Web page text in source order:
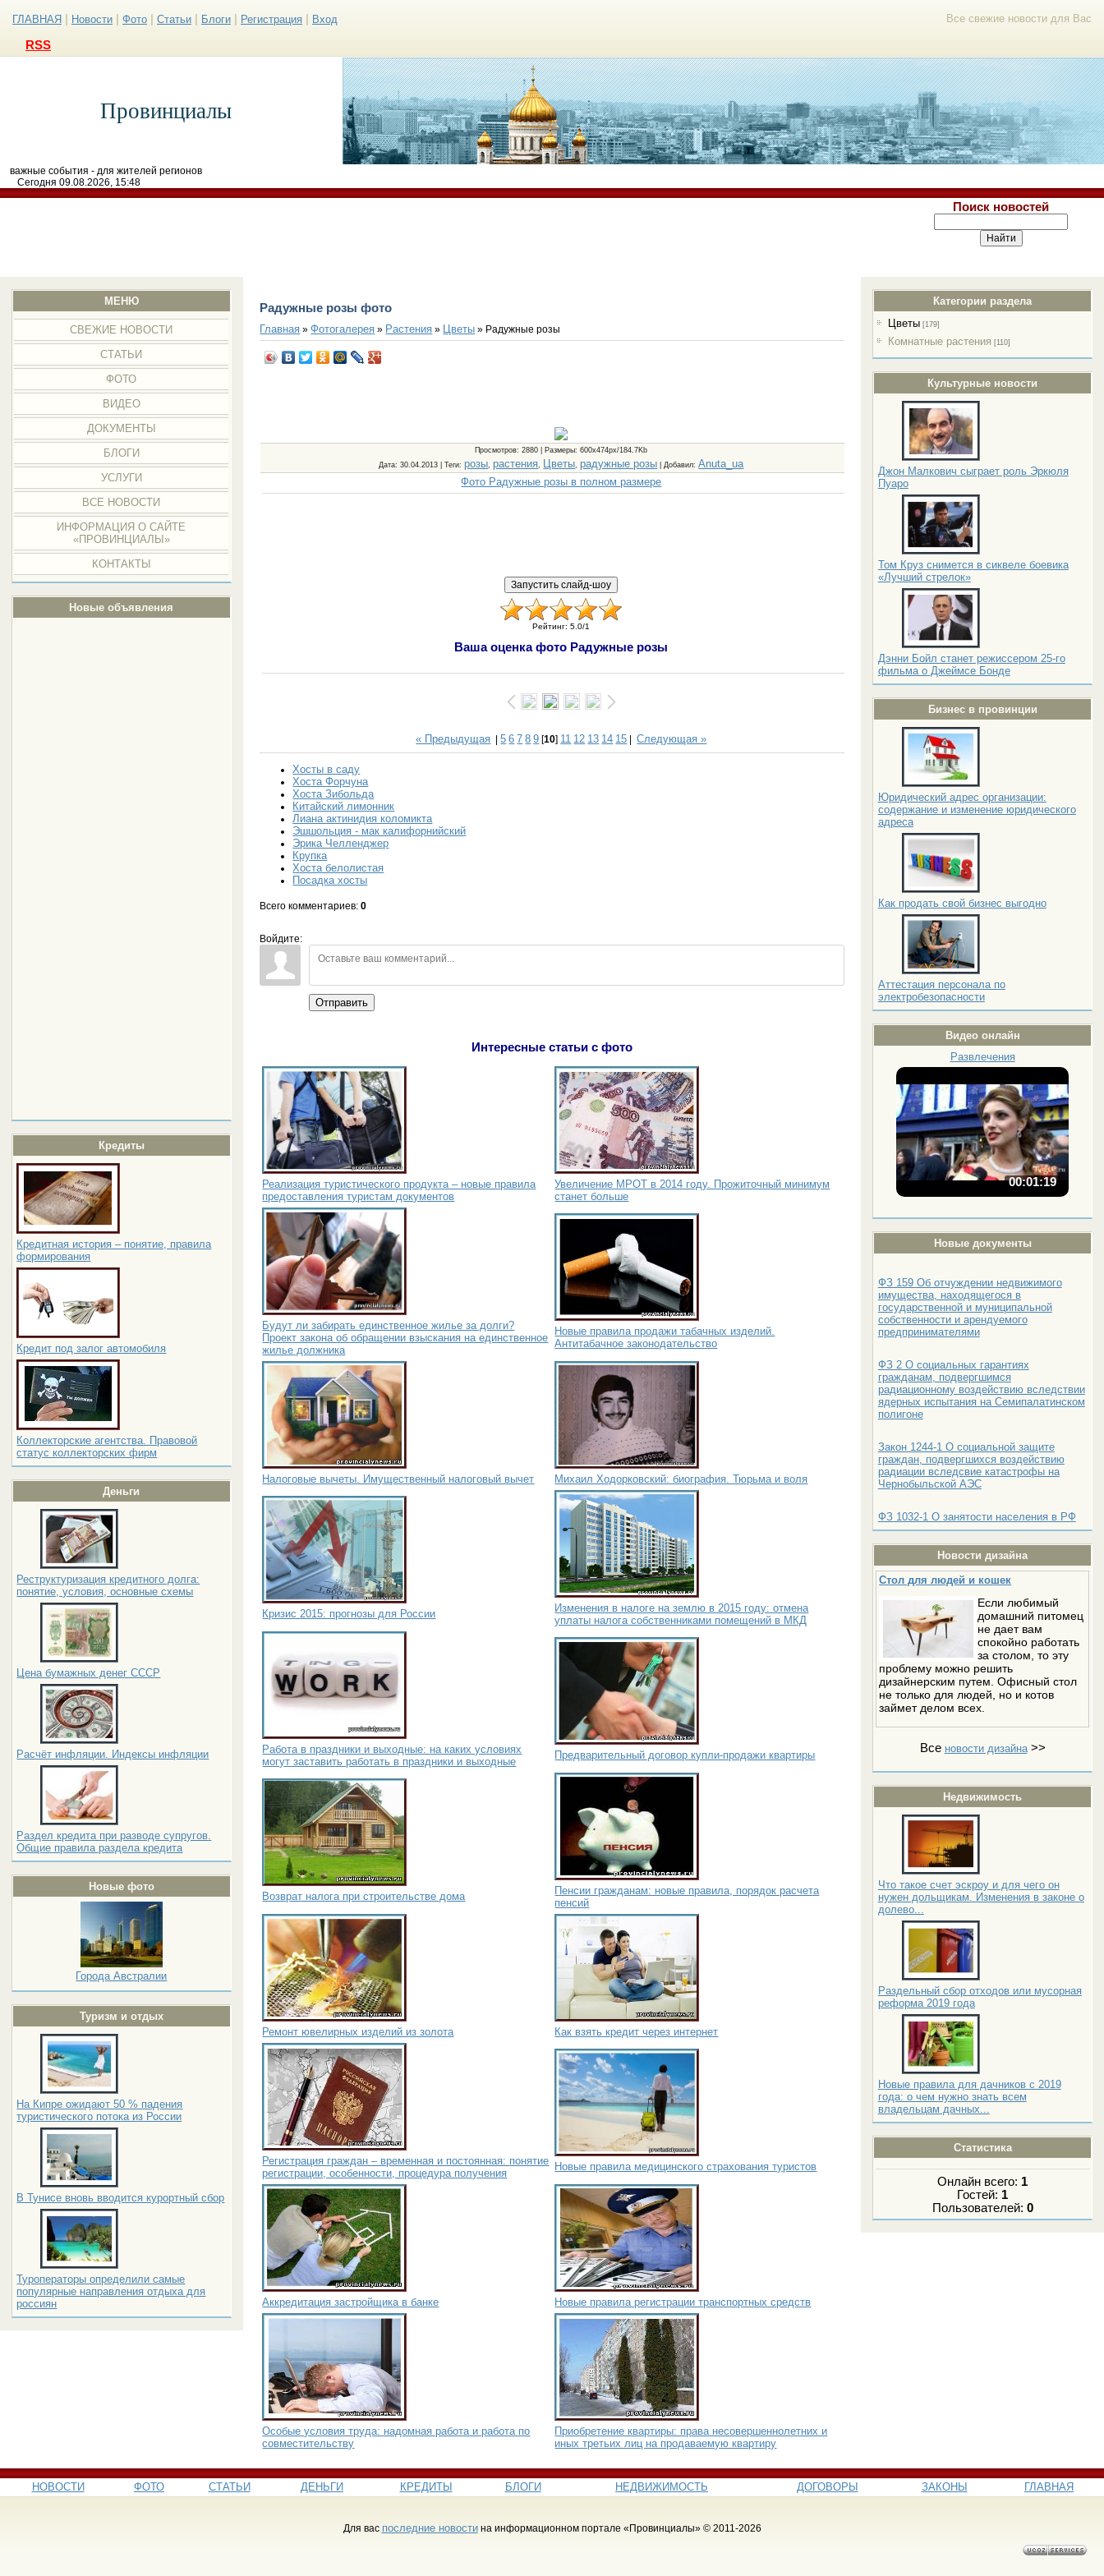
Все свежие новости для Вас
ГЛАВНАЯ Новости Фото Статьи Блоги Регистрация Вход
RSS
Провинциалы
важные события - для жителей регионов
Сегодня 09.08.2026, 15:48
Поиск новостей
МЕНЮ
СВЕЖИЕ НОВОСТИ
СТАТЬИ
ФОТО
ВИДЕО
ДОКУМЕНТЫ
БЛОГИ
УСЛУГИ
ВСЕ НОВОСТИ
ИНФОРМАЦИЯ О САЙТЕ
«ПРОВИНЦИАЛЫ»
КОНТАКТЫ
Новые объявления
Кредиты
Кредитная история – понятие, правила
формирования
Кредит под залог автомобиля
Коллекторские агентства. Правовой
статус коллекторских фирм
Деньги
Реструктуризация кредитного долга:
понятие, условия, основные схемы
Цена бумажных денег СССР
Расчёт инфляции. Индексы инфляции
Раздел кредита при разводе супругов.
Общие правила раздела кредита
Новые фото
Города Австралии
Туризм и отдых
На Кипре ожидают 50 % падения
туристического потока из России
В Тунисе вновь вводится курортный сбор
Туроператоры определили самые
популярные направления отдыха для
россиян
Категории раздела
Цветы [179]
Комнатные растения [110]
Культурные новости
Джон Малкович сыграет роль Эркюля
Пуаро
Том Круз снимется в сиквеле боевика
«Лучший стрелок»
Дэнни Бойл станет режиссером 25-го
фильма о Джеймсе Бонде
Бизнес в провинции
Юридический адрес организации:
содержание и изменение юридического
адреса
Как продать свой бизнес выгодно
Аттестация персонала по
электробезопасности
Видео онлайн
Развлечения
00:01:19
Новые документы
ФЗ 159 Об отчуждении недвижимого
имущества, находящегося в
государственной и муниципальной
собственности и арендуемого
предпринимателями
ФЗ 2 О социальных гарантиях
гражданам, подвергшимся
радиационному воздействию вследствии
ядерных испытания на Семипалатинском
полигоне
Закон 1244-1 О социальной защите
граждан, подвергшихся воздействию
радиации вследсвие катастрофы на
Чернобыльской АЭС
ФЗ 1032-1 О занятости населения в РФ
Новости дизайна
Стол для людей и кошек
Если любимый
домашний питомец
не дает вам
спокойно работать
за столом, то эту
проблему можно решить
дизайнерским путем. Офисный стол
не только для людей, но и котов
займет делом всех.
Все новости дизайна>>
Недвижимость
Что такое счет эскроу и для чего он
нужен дольщикам. Изменения в законе о
долево...
Раздельный сбор отходов или мусорная
реформа 2019 года
Новые правила для дачников с 2019
года: о чем нужно знать всем
владельцам дачных...
Статистика
Онлайн всего: 1
Гостей: 1
Пользователей: 0
Радужные розы фото
Главная »Фотогалерея » Растения » Цветы » Радужные розы
Просмотров: 2880 | Размеры: 600x474px/184.7Kb
Дата: 30.04.2013 |Теги: розы растения Цветы радужные розы Добавил:Anuta_ua
Фото Радужные розы в полном размере
Рейтинг: 5.0/1
Ваша оценка фото Радужные розы
« Предыдущая |5 6 7 8 9 [10] 11 12 13 14 15 |Следующая »
Хосты в саду
Хоста Форчуна
Хоста Зибольда
Китайский лимонник
Лиана актинидия коломикта
Эшшольция - мак калифорнийский
Эрика Челленджер
Крупка
Хоста белолистая
Посадка хосты
Всего комментариев:0
Войдите:
Отправить
Интересные статьи с фото
Реализация туристического продукта – новые правила
предоставления туристам документов
Увеличение МРОТ в 2014 году. Прожиточный минимум
станет больше
Будут ли забирать единственное жилье за долги?
Проект закона об обращении взыскания на единственное
жилье должника
Новые правила продажи табачных изделий.
Антитабачное законодательство
Налоговые вычеты. Имущественный налоговый вычет Михаил Ходорковский: биография. Тюрьма и воля
Кризис 2015: прогнозы для России
Изменения в налоге на землю в 2015 году: отмена
уплаты налога собственниками помещений в МКД
Работа в праздники и выходные: на каких условиях
могут заставить работать в праздники и выходные
Предварительный договор купли-продажи квартиры
Возврат налога при строительстве дома
Пенсии гражданам: новые правила, порядок расчета
пенсий
Ремонт ювелирных изделий из золота Как взять кредит через интернет
Регистрация граждан – временная и постоянная: понятие
регистрации, особенности, процедура получения
Новые правила медицинского страхования туристов
Аккредитация застройщика в банке Новые правила регистрации транспортных средств
Особые условия труда: надомная работа и работа по
совместительству
Приобретение квартиры: права несовершеннолетних и
иных третьих лиц на продаваемую квартиру
НОВОСТИ ФОТО СТАТЬИ ДЕНЬГИ КРЕДИТЫ БЛОГИ НЕДВИЖИМОСТЬ ДОГОВОРЫ ЗАКОНЫ ГЛАВНАЯ
Для вас последние новостина информационном портале «Провинциалы» © 2011-2026